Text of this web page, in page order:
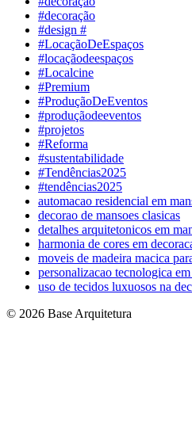
#decoração
#design #
#LocaçãoDeEspaços
#locaçãodeespaços
#Localcine
#Premium
#ProduçãoDeEventos
#produçãodeeventos
#projetos
#Reforma
#sustentabilidade
#Tendências2025
#tendências2025
automacao residencial em
decorao de mansoes clasicas
detalhes arquitetonicos em
harmonia de cores em
moveis de madeira macica
personalizacao tecnologica
uso de tecidos luxuosos na
© 2026 Base Arquitetura